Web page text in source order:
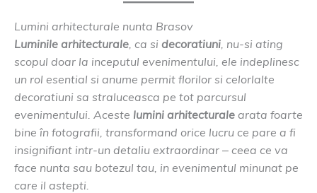
Lumini arhitecturale nunta Brasov
Luminile arhitecturale , ca si decoratiuni , nu-si ating
scopul doar la inceputul evenimentului, ele indeplinesc
un rol esential si anume permit florilor si celorlalte
decoratiuni sa straluceasca pe tot parcursul
evenimentului. Aceste lumini arhitecturale arata foarte
bine în fotografii, transformand orice lucru ce pare a fi
insignifiant intr-un detaliu extraordinar – ceea ce va
face nunta sau botezul tau, in evenimentul minunat pe
care il astepti.